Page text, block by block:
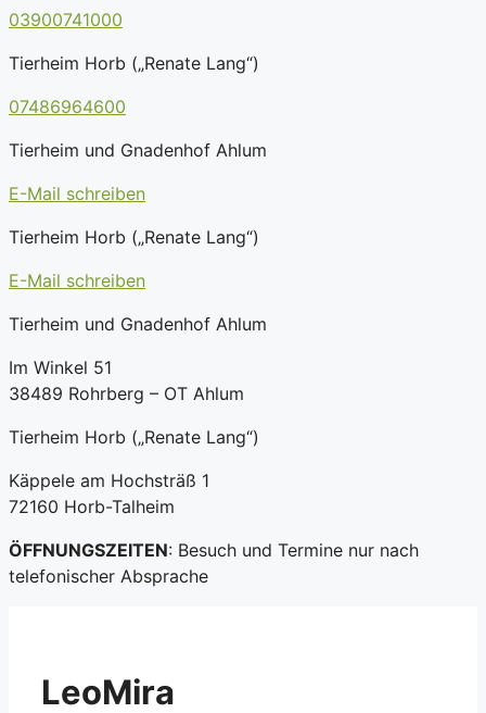
03900741000
Tierheim Horb („Renate Lang“)
07486964600
Tierheim und Gnadenhof Ahlum
E-Mail schreiben
Tierheim Horb („Renate Lang“)
E-Mail schreiben
Tierheim und Gnadenhof Ahlum
Im Winkel 51
38489 Rohrberg – OT Ahlum
Tierheim Horb („Renate Lang“)
Käppele am Hochsträß 1
72160 Horb-Talheim
ÖFFNUNGSZEITEN: Besuch und Termine nur nach
telefonischer Absprache
LeoMira